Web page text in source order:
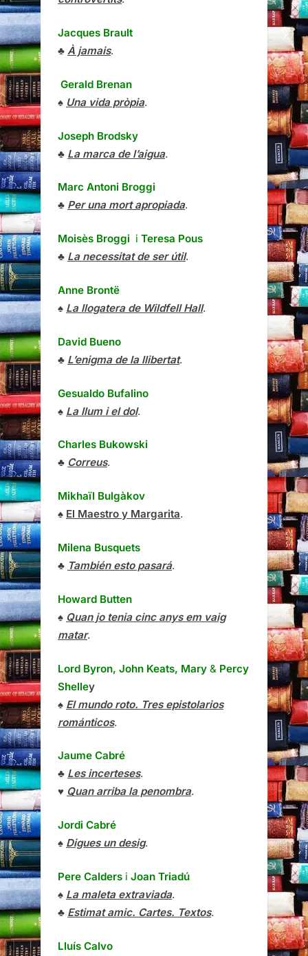
Jacques Brault
♣ À jamais.
Gerald Brenan
♠ Una vida pròpia.
Joseph Brodsky
♣ La marca de l’aigua.
Marc Antoni Broggi
♣ Per una mort apropiada.
Moisès Broggi i Teresa Pous
♣ La necessitat de ser útil.
Anne Brontë
♠ La llogatera de Wildfell Hall.
David Bueno
♣ L’enigma de la llibertat.
Gesualdo Bufalino
♠ La llum i el dol.
Charles Bukowski
♣ Correus.
Mikhaïl Bulgàkov
♠ El Maestro y Margarita.
Milena Busquets
♣ También esto pasará.
Howard Butten
♠ Quan jo tenia cinc anys em vaig
matar.
Lord Byron, John Keats, Mary & Percy
Shelley
♠ El mundo roto. Tres epistolarios
románticos.
Jaume Cabré
♣ Les incerteses.
♥ Quan arriba la penombra.
Jordi Cabré
♠ Digues un desig.
Pere Calders i Joan Triadú
♠ La maleta extraviada.
♣ Estimat amic. Cartes. Textos.
Lluís Calvo